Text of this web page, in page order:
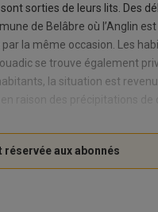
sorties de leurs lits. Des
de Belâbre où l’Anglin
la même occasion. Les
se trouve également
la situation est
raison des précipitations de